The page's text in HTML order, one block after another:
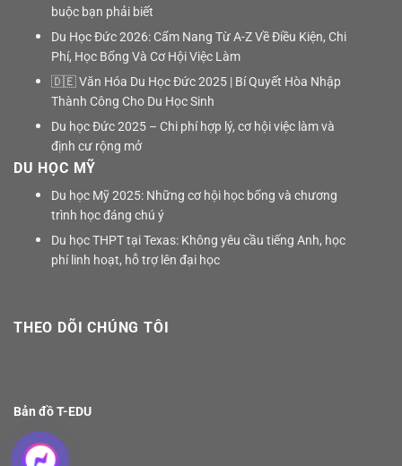
buộc bạn phải biết
Du Học Đức 2026: Cẩm Nang Từ A-Z Về Điều Kiện, Chi
Phí, Học Bổng Và Cơ Hội Việc Làm
🇩🇪 Văn Hóa Du Học Đức 2025 | Bí Quyết Hòa Nhập
Thành Công Cho Du Học Sinh
Du học Đức 2025 – Chi phí hợp lý, cơ hội việc làm và
định cư rộng mở
DU HỌC MỸ
Du học Mỹ 2025: Những cơ hội học bổng và chương
trình học đáng chú ý
Du học THPT tại Texas: Không yêu cầu tiếng Anh, học
phí linh hoạt, hỗ trợ lên đại học
THEO DÕI CHÚNG TÔI
Bản đồ T-EDU